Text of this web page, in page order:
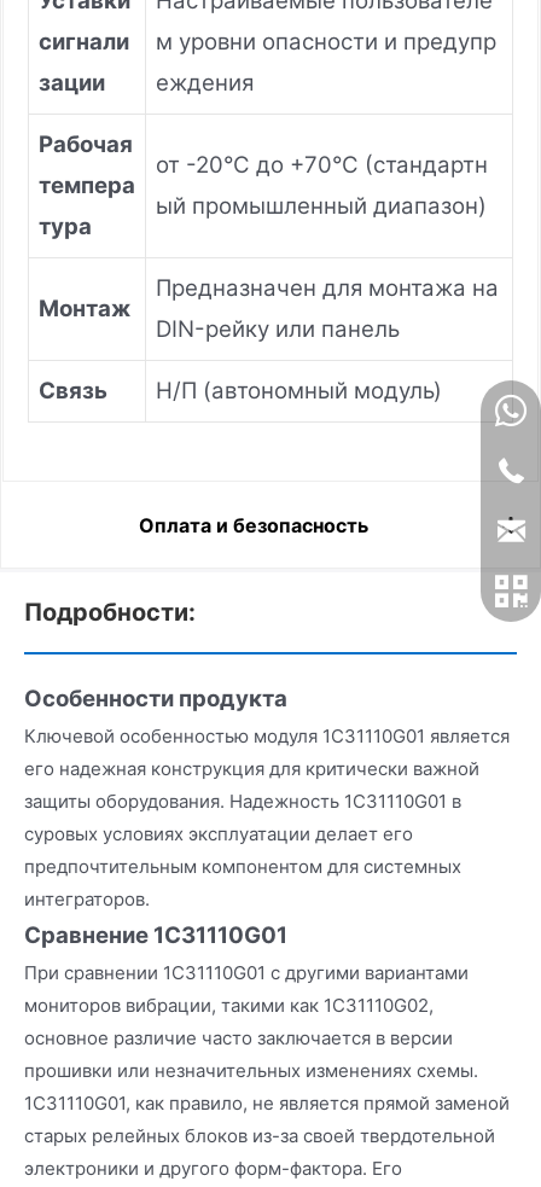
сигнали
зации
м уровни опасности и предупр
еждения
Рабочая
темпера
тура
от -20°C до +70°C (стандартн
ый промышленный диапазон)
Монтаж
Предназначен для монтажа на
DIN-рейку или панель
Связь Н/П (автономный модуль)
Оплата и безопасность
Подробности:
Особенности продукта
Ключевой особенностью модуля 1C31110G01 является
его надежная конструкция для критически важной
защиты оборудования. Надежность 1C31110G01 в
суровых условиях эксплуатации делает его
предпочтительным компонентом для системных
интеграторов.
Сравнение 1C31110G01
При сравнении 1C31110G01 с другими вариантами
мониторов вибрации, такими как 1C31110G02,
основное различие часто заключается в версии
прошивки или незначительных изменениях схемы.
1C31110G01, как правило, не является прямой заменой
старых релейных блоков из-за своей твердотельной
электроники и другого форм-фактора. Его